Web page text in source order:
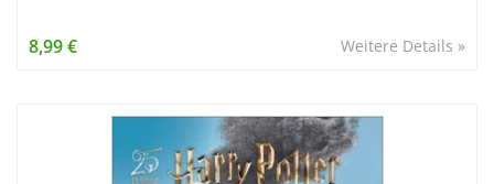
Weitere Details »
8,99 €